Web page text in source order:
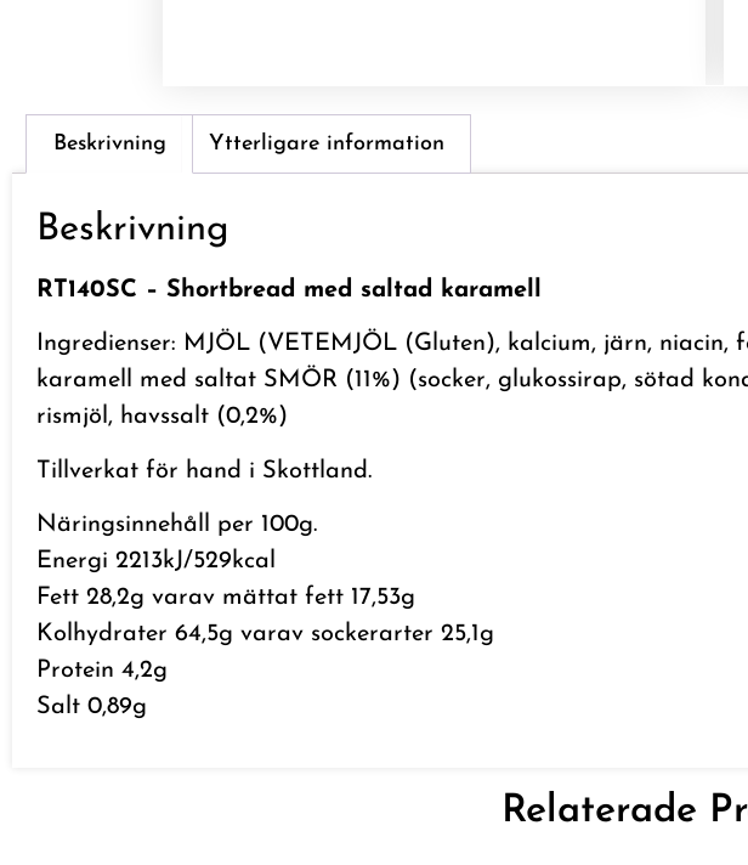
Beskrivning Ytterligare information
Beskrivning
RT140SC – Shortbread med saltad karamell
Ingredienser: MJÖL (VETEMJÖL (Gluten), kalcium, järn,
karamell med saltat SMÖR (11%) (socker, glukossirap, sötad
rismjöl, havssalt (0,2%)
Tillverkat för hand i Skottland.
Näringsinnehåll per 100g.
Energi 2213kJ/529kcal
Fett 28,2g varav mättat fett 17,53g
Kolhydrater 64,5g varav sockerarter 25,1g
Protein 4,2g
Salt 0,89g
Relaterade